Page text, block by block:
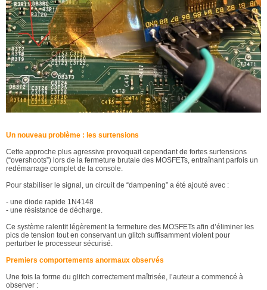
Un nouveau problème : les surtensions
Cette approche plus agressive provoquait cependant de fortes surtensions
(“overshoots”) lors de la fermeture brutale des MOSFETs, entraînant parfois un
redémarrage complet de la console.
Pour stabiliser le signal, un circuit de “dampening” a été ajouté avec :
- une diode rapide 1N4148
- une résistance de décharge.
Ce système ralentit légèrement la fermeture des MOSFETs afin d’éliminer les
pics de tension tout en conservant un glitch suffisamment violent pour
perturber le processeur sécurisé.
Premiers comportements anormaux observés
Une fois la forme du glitch correctement maîtrisée, l’auteur a commencé à
observer :